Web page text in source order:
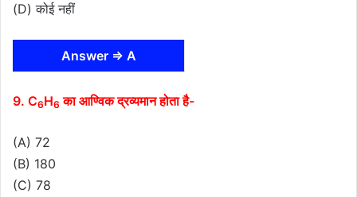
(D) कोई नहीं
Answer ⇒ A
9. C6H6 का आण्विक द्रव्यमान होता है-
(A) 72
(B) 180
(C) 78